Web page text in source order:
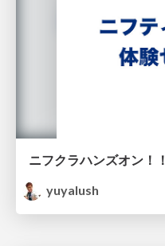
ニフクラハンズオン！！
yuyalush